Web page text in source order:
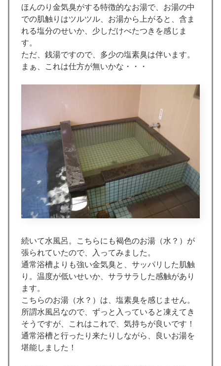
ほんのり金気臭がする特徴的なお湯で、お湯の中
での肌触りはツルツル、お湯から上がると、含ま
れる塩分のせいか、少しだけべたつきを感じま
す。
ただ、銭湯ですので、多少の塩素臭は伴います。
まぁ、これは仕方が無いかな・・・
続いて水風呂。こちらにも褐色のお湯（水？）が
張られていたので、入ってみました。
通常浴槽よりも強い金気臭と、サッパリした肌触
り。温度が低いせいか、サラサラした感触があり
ます。
こちらのお湯（水？）は、塩素臭を感じません。
所謂水風呂なので、ずっと入っていると凍えてき
そうですが、これはこれで、気持ちが良いです！
通常浴槽と行ったり来たりしながら、良いお湯を
堪能しました！